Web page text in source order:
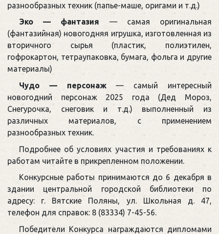
разнообразных техник (папье-маше, оригами и т.д.)
Эко — фантазия — самая оригинальная
(фантазийная) новогодняя игрушка, изготовленная из
вторичного сырья (пластик, полиэтилен,
гофрокартон, тетраупаковка, бумага, фольга и другие
материалы)
Чудо — персонаж— самый интересный
новогодний персонаж 2025 года (Дед Мороз,
Снегурочка, снеговик и т.д.) выполненный из
различных материалов, с применением
разнообразных техник.
Подробнее об условиях участия и требованиях к
работам читайте в прикрепленном положении.
Конкурсные работы принимаются до 6 декабря в
здании центральной городской библиотеки по
адресу: г. Вятские Поляны, ул. Школьная д. 47,
телефон для справок: 8 (83334) 7-45-56.
Победители Конкурса награждаются дипломами